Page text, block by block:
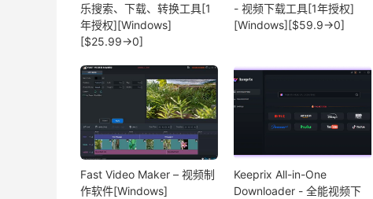
乐搜索、下载、转换工具[1
年授权][Windows]
[$25.99→0]
- 视频下载工具[1年授权]
[Windows][$59.9→0]
Fast Video Maker – 视频制
作软件[Windows]
Keeprix All-in-One
Downloader - 全能视频下